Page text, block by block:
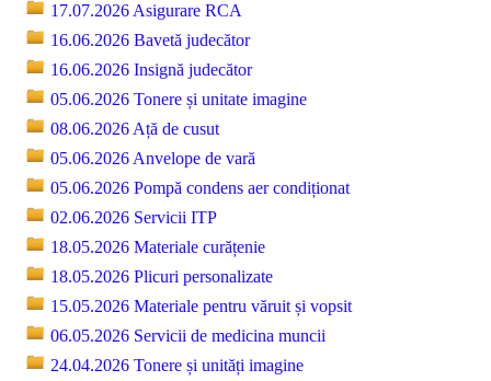
17.07.2026 Asigurare RCA
16.06.2026 Bavetă judecător
16.06.2026 Insignă judecător
05.06.2026 Tonere și unitate imagine
08.06.2026 Ață de cusut
05.06.2026 Anvelope de vară
05.06.2026 Pompă condens aer condiționat
02.06.2026 Servicii ITP
18.05.2026 Materiale curățenie
18.05.2026 Plicuri personalizate
15.05.2026 Materiale pentru văruit și vopsit
06.05.2026 Servicii de medicina muncii
24.04.2026 Tonere și unități imagine